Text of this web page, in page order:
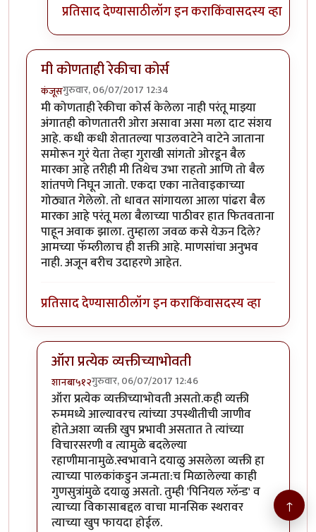
प्रतिसाद देण्यासाठीलॉग इन कराकिंवासदस्य व्हा
मी कोणताही रेकीचा कोर्स
कंजूसगुरुवार, 06/07/2017 12:34
मी कोणताही रेकीचा कोर्स केलेला नाही परंतू माझ्या
अंगातही कोणतातरी ओरा असावा असा मला दाट संशय
आहे. कधी कधी शेतातल्या पाउलवाटेने वाटेने जाताना
समोरून गुरं येता तेव्हा गुराखी सांगतो ओरडून बैल
मारका आहे तरीही मी तिथेच उभा राहतो आणि तो बैल
शांतपणे निघून जातो. एकदा एका नातेवाइकाच्या
गोठ्यात गेलेलो. तो धावत सांगायला आला पांढरा बैल
मारका आहे परंतू मला बैलाच्या पाठीवर हात फितवताना
पाहून अवाक झाला. तुम्हाला जवळ कसे येऊन दिले?
आमच्या फॅम्लीलाच ही शक्ती आहे. माणसांचा अनुभव
नाही. अजून बरीच उदाहरणे आहेत.
प्रतिसाद देण्यासाठीलॉग इन कराकिंवासदस्य व्हा
ऑरा प्रत्येक व्यक्तीच्याभोवती
शानबा५१२गुरुवार, 06/07/2017 12:46
In reply toमी कोणताही रेकीचा कोर्सbyकंजूस
ऑरा प्रत्येक व्यक्तीच्याभोवती असतो.कही व्यक्ती
रुममध्ये आल्यावरच त्यांच्या उपस्थीतीची जाणीव
होते.अशा व्यक्ती खुप प्रभावी असतात ते त्यांच्या
विचारसरणी व त्यामुळे बदलेल्या
रहाणीमानामुळे.स्वभावाने दयाळु असलेला व्यक्ती हा
त्याच्या पालकांकडुन जन्मता:च मिळालेल्या काही
गुणसुत्रांमुळे दयाळु असतो. तुम्ही 'पिनियल ग्लॅन्ड' व
त्याच्या विकासाबद्दल वाचा मानसिक स्थरावर
त्याच्या खुप फायदा होईल.
↑